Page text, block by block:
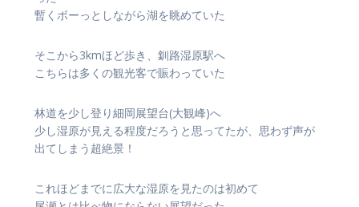
暫くボーっとしながら湖を眺めていた
そこから3kmほど歩き、釧路湿原駅へ
こちらは多くの観光客で賑わっていた
林道を少し登り細岡展望台(大観峰)へ
少し湿原が見える程度だろうと思ってたが、思わず声が
出てしまう超絶景！
これほどまでに広大な湿原を見たのは初めて